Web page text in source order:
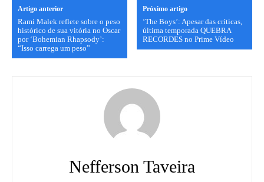
Artigo anterior
Rami Malek reflete sobre o peso
histórico de sua vitória no Oscar
por ‘Bohemian Rhapsody’:
“Isso carrega um peso”
Próximo artigo
‘The Boys’: Apesar das críticas,
última temporada QUEBRA
RECORDES no Prime Vídeo
Nefferson Taveira